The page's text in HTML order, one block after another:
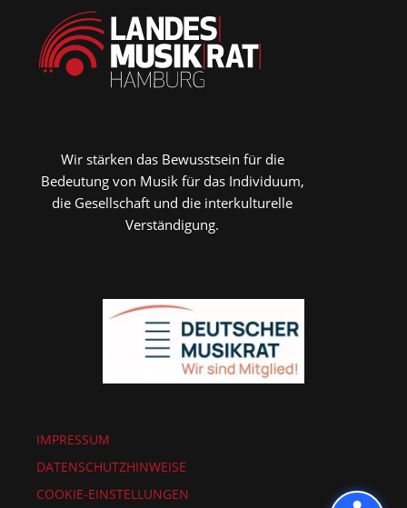
Wir stärken das Bewusstsein für die
Bedeutung von Musik für das Individuum,
die Gesellschaft und die interkulturelle
Verständigung.
IMPRESSUM
DATENSCHUTZHINWEISE
COOKIE-EINSTELLUNGEN